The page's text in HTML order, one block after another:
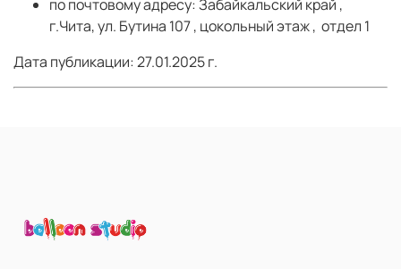
по почтовому адресу: Забайкальский край ,
г.Чита, ул. Бутина 107 , цокольный этаж , отдел 1
Дата публикации: 27.01.2025 г.